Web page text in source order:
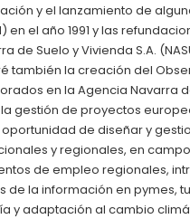
y el lanzamiento de
en el año 1991 y las
de Suelo y Vivienda S.A.
también la creación del
en la Agencia Navarra
gestión de proyectos
de diseñar y
y regionales, en
de empleo regionales,
la información en pymes,
y adaptación al cambio